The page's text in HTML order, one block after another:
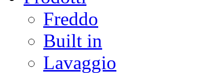
Freddo
Built in
Lavaggio